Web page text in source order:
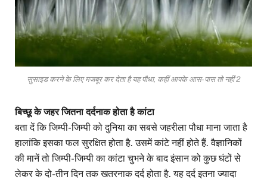
सुसाइड करने के लिए मजबूर कर देता है यह पौधा, कहीं आपके आस-पास तो नहीं 2
बिच्छू के जहर जितना दर्दनाक होता है कांटा
बता दें कि जिम्पी-जिम्पी को दुनिया का सबसे जहरीला पौधा माना जाता है
हालांकि इसका फल सुरक्षित होता है. उसमें कांटे नहीं होते हैं. वैज्ञानिकों
की मानें तो जिम्पी-जिम्पी का कांटा चुभने के बाद इंसान को कुछ घंटों से
लेकर के दो-तीन दिन तक खतरनाक दर्द होता है. यह दर्द इतना ज्यादा